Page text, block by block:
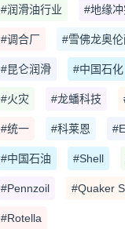
#润滑油行业 #地缘
#调合厂 #雪佛龙奥
#昆仑润滑 #中国石化
#火灾 #龙蟠科技
#统一 #科莱恩
#中国石油 #Shell
#Pennzoil #Quaker
#Rotella